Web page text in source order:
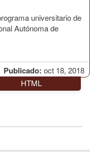
Publicado: oct 18, 2018
universitario de
Autónoma de
HTML